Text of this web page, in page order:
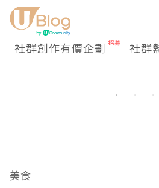
社群創作有價企劃 社群
美食